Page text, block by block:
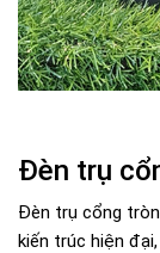
Đèn trụ
Đèn trụ cổng
kiến trúc hiện